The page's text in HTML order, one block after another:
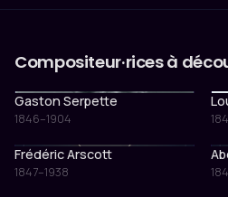
Compositeur·rices à
Gaston Serpette
1846–1904
Frédéric Arscott
1847–1938